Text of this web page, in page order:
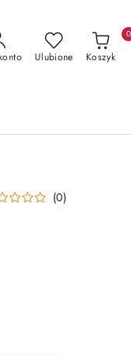
Ulubione Koszyk
0
(0)